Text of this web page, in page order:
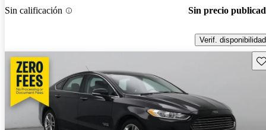
Sin calificación Sin precio
Verif. disponibilidad